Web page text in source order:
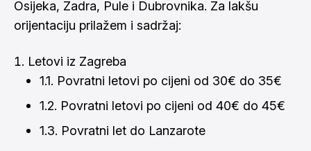
Osijeka, Zadra, Pule i Dubrovnika. Za lakšu
orijentaciju prilažem i sadržaj:
Letovi iz Zagreba
1.1. Povratni letovi po cijeni od 30€ do 35€
1.2. Povratni letovi po cijeni od 40€ do 45€
1.3. Povratni let do Lanzarote